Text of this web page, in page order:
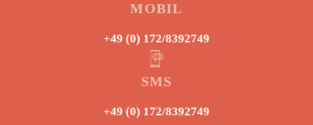
MOBIL
+49 (0) 172/8392749
SMS
+49 (0) 172/8392749